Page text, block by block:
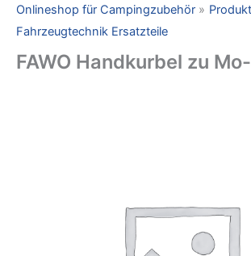
Onlineshop für Campingzubehör
Fahrzeugtechnik Ersatzteile
FAWO Handkurbel zu